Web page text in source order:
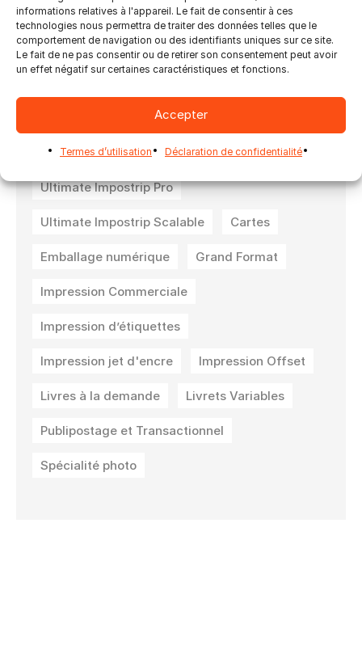
informations relatives à l'appareil. Le fait de consentir à ces
technologies nous permettra de traiter des données telles que le
comportement de navigation ou des identifiants uniques sur ce site.
Le fait de ne pas consentir ou de retirer son consentement peut avoir
un effet négatif sur certaines caractéristiques et fonctions.
Accepter
Termes d’utilisation Déclaration de confidentialité
veuillez cliquer ici(site internet en anglais
seulement).
Ultimate Impostrip
Ultimate Impostrip Automation
Ultimate Impostrip Pro
Ultimate Impostrip Scalable Cartes
Emballage numérique Grand Format
Impression Commerciale
Impression d’étiquettes
Impression jet d'encre Impression Offset
Livres à la demande Livrets Variables
Publipostage et Transactionnel
Spécialité photo